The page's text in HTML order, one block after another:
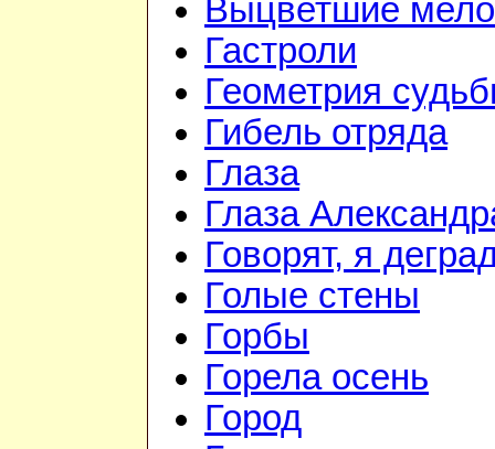
Выцветшие
Гастроли
Геометрия
Гибель отряда
Глаза
Глаза
Говорят, я
Голые стены
Горбы
Горела осень
Город